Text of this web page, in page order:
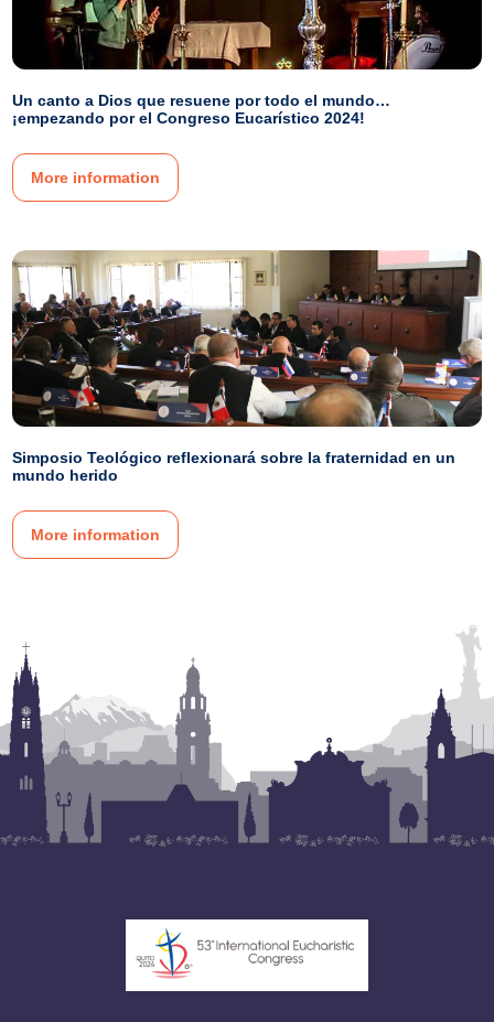
Un canto a Dios que resuene por todo el mundo…
¡empezando por el Congreso Eucarístico 2024!
More information
Simposio Teológico reflexionará sobre la fraternidad en un
mundo herido
More information